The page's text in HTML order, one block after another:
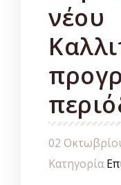
νέου
02
Κατηγορία